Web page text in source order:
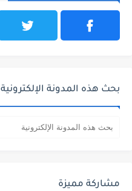
بحث هذه المدونة الإلكترونية
مشاركة مميزة